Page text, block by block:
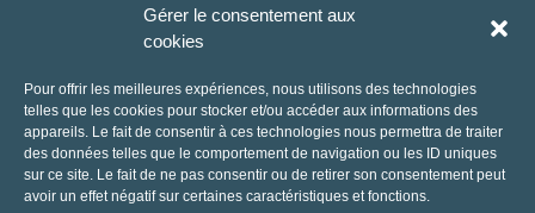
Gérer le consentement aux
cookies
Pour offrir les meilleures expériences, nous utilisons des technologies
telles que les cookies pour stocker et/ou accéder aux informations des
appareils. Le fait de consentir à ces technologies nous permettra de traiter
des données telles que le comportement de navigation ou les ID uniques
sur ce site. Le fait de ne pas consentir ou de retirer son consentement peut
avoir un effet négatif sur certaines caractéristiques et fonctions.
Je reconnais avoir pris connaissance de la
politique de confidentialité.
NOUS CONTACTER
CONSEILLÉ POUR
Choisir